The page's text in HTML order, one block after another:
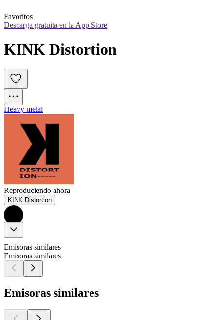
Favoritos
Descarga gratuita en la App Store
KINK Distortion
Heavy metal
Reproduciendo ahora
KINK Distortion
Emisoras similares
Emisoras similares
Emisoras similares